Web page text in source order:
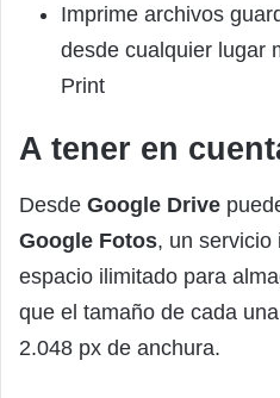
Imprime archivos
desde cualquier lugar
Print
A tener en
Desde Google Drive
Google Fotos, un servicio
espacio ilimitado para
que el tamaño de cada
2.048 px de anchura.